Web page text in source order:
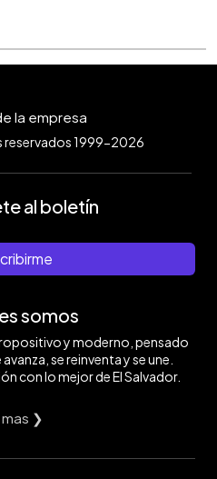
reservados 1999-2026
al boletín
somos
y moderno, pensado
se reinventa y se une.
con lo mejor de El Salvador.
mas ❯